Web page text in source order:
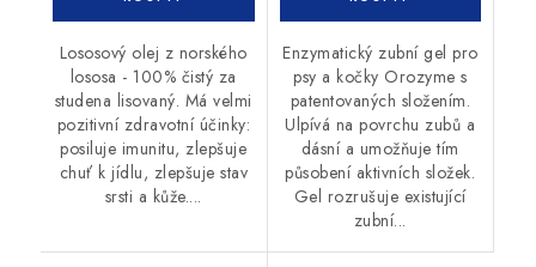
Lososový olej z norského
lososa - 100% čistý za
studena lisovaný. Má velmi
pozitivní zdravotní účinky:
posiluje imunitu, zlepšuje
chuť k jídlu, zlepšuje stav
srsti a kůže....
Enzymatický zubní gel pro
psy a kočky Orozyme s
patentovaných složením.
Ulpívá na povrchu zubů a
dásní a umožňuje tím
působení aktivních složek.
Gel rozrušuje existující
zubní...